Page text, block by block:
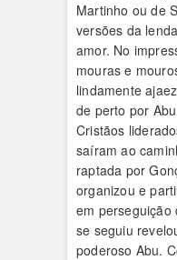
Martinho ou de
versões da
amor. No
mouras e
lindamente
de perto por
Cristãos
saíram ao
raptada por
organizou e
em perseguição
se seguiu
poderoso Abu.